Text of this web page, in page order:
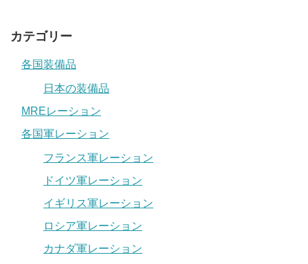
カテゴリー
各国装備品
日本の装備品
MREレーション
各国軍レーション
フランス軍レーション
ドイツ軍レーション
イギリス軍レーション
ロシア軍レーション
カナダ軍レーション